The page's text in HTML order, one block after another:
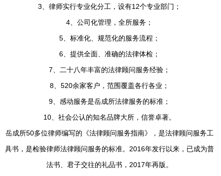
3、律师实行专业化分工，设有12个专业部门；
4、公司化管理，全所服务；
5、标准化、规范化的服务流程；
6、提供全面、准确的法律体检；
7、二十八年丰富的法律顾问服务经验；
8、520余家客户，范围覆盖各行各业；
9、感动服务是岳成所法律服务的标准；
10、社会公认的知名品牌大所，信誉卓著。
岳成所50多位律师编写的《法律顾问服务指南》，是法律顾问服务工
具书，是检验律师法律顾问服务的标准。2016年发行以来，已成为普
法书、君子交往的礼品书，2017年再版。